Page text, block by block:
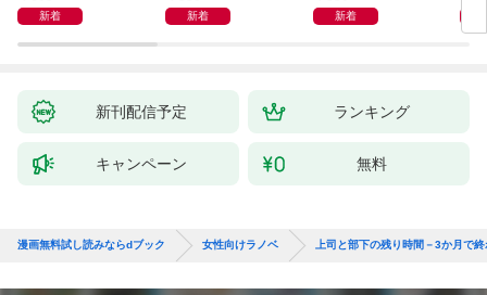
新着 新着 新着
新刊配信予定 ランキング
キャンペーン 無料
漫画無料試し読みならdブック 女性向けラノベ 上司と部下の残り時間－3か月で